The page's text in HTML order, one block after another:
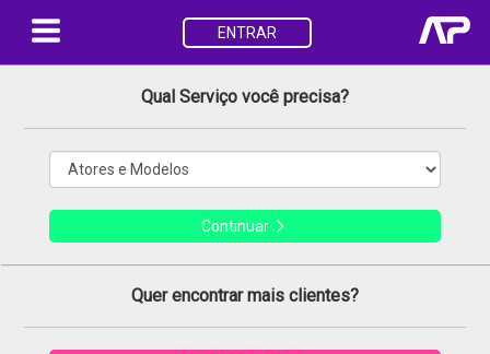
ENTRAR
Qual Serviço você precisa?
Continuar
Quer encontrar mais clientes?